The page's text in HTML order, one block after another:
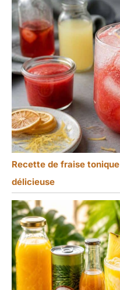
Recette de fraise
délicieuse